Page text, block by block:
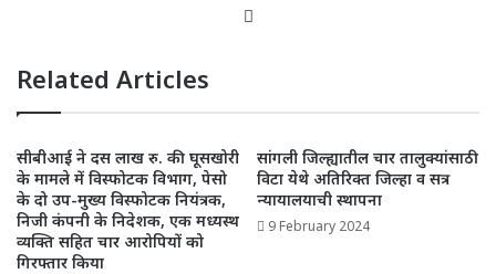
Related Articles
सीबीआई ने दस लाख रु. की घूसखोरी
के मामले में विस्फोटक विभाग, पेसो
के दो उप-मुख्य विस्फोटक नियंत्रक,
निजी कंपनी के निदेशक, एक मध्यस्थ
व्यक्ति सहित चार आरोपियों को
गिरफ्तार किया
सांगली जिल्ह्यातील चार तालुक्यांसाठी
विटा येथे अतिरिक्त जिल्हा व सत्र
न्यायालयाची स्थापना
9 February 2024